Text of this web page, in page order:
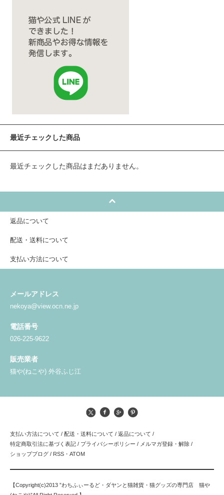
最近チェックした商品
最近チェックした商品はまだありません。
返品について
配送・送料について
支払い方法について
メールアドレス
nekoya@view.ocn.ne.jp
電話番号
026-225-9622
販売業者
猫や(ねこや) 外谷ふじ江
支払い方法について / 配送・送料について / 返品について /
特定商取引法に基づく表記 / プライバシーポリシー / メルマガ登録・解除 /
ショップブログ / RSS ・ ATOM
【Copyright(c)2013 ”わちふぃーるど・ダヤンと猫雑貨・猫グッズの専門店 猫や